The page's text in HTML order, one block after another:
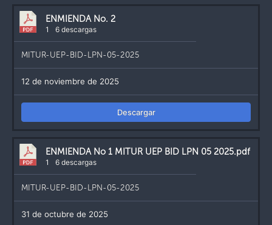
ENMIENDA No. 2
1 6 descargas
MITUR-UEP-BID-LPN-05-2025
12 de noviembre de 2025
Descargar
ENMIENDA No 1 MITUR UEP BID LPN 05 2025.pdf
1 6 descargas
MITUR-UEP-BID-LPN-05-2025
31 de octubre de 2025